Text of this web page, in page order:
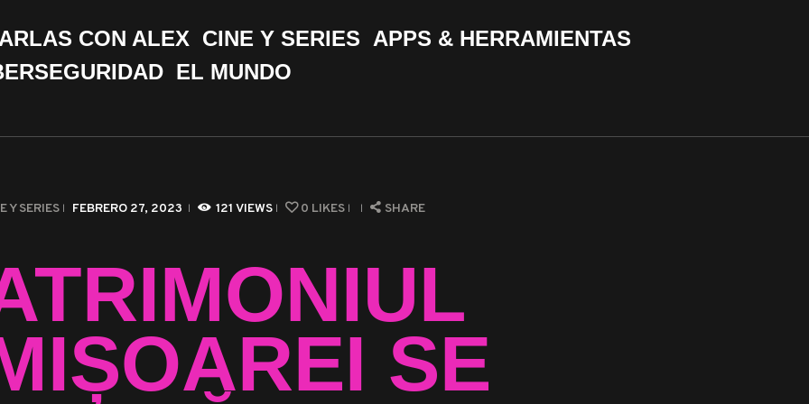
CON ALEX CINE Y SERIES
APPS & HERRAMIENTAS
EL MUNDO
Y SERIES FEBRERO 27, 2023 121 VIEWS 0 LIKES SHARE
SE
CHARLAS CON ALEX
CINE Y SERIES
CIBERSEGURIDAD